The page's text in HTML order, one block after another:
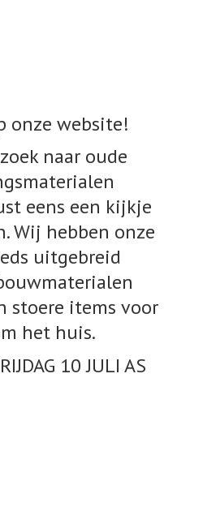
onze website!
naar oude
eens een kijkje
Wij hebben onze
uitgebreid
stoere items voor
het huis.
10JULI AS